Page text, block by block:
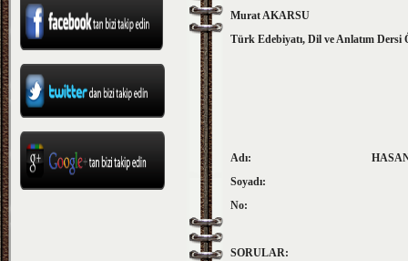
Murat AKARSU
Türk Edebiyatı, Dil ve Anlatım Dersi
Adı: HASAN
Soyadı: 10/B SINIFI
No: 1. DÖNEM
SORULAR: